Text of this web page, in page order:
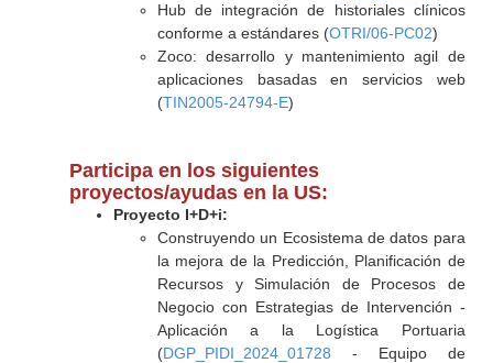
Hub de integración de historiales clínicos
conforme a estándares (OTRI/06-PC02)
Zoco: desarrollo y mantenimiento agil de
aplicaciones basadas en servicios web
(TIN2005-24794-E)
Participa en los siguientes
proyectos/ayudas en la US:
Proyecto I+D+i:
Construyendo un Ecosistema de datos para
la mejora de la Predicción, Planificación de
Recursos y Simulación de Procesos de
Negocio con Estrategias de Intervención -
Aplicación a la Logística Portuaria
(DGP_PIDI_2024_01728 - Equipo de